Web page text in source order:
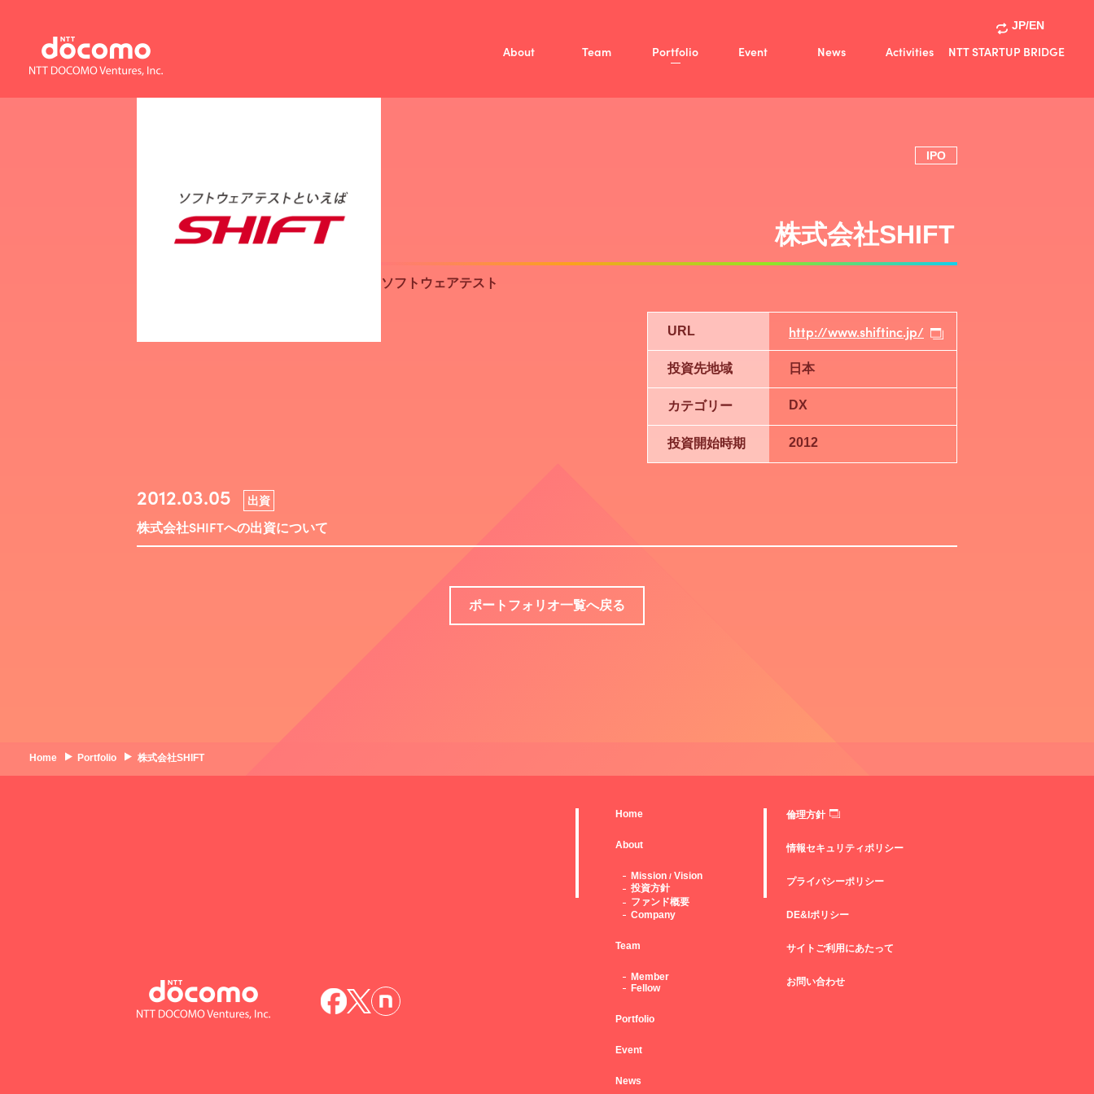
JP/EN
About
Team
Portfolio Event News
Activities
NTT STARTUP BRIDGE
IPO
株式会社SHIFT
ソフトウェアテスト
URL http://www.shiftinc.jp/
投資先地域 日本
カテゴリー DX
投資開始時期 2012
2012.03.05 出資
株式会社SHIFTへの出資について
ポートフォリオ一覧へ戻る
Home Portfolio 株式会社SHIFT
Home
About
Mission / Vision
投資方針
ファンド概要
Company
Team
Member
Fellow
Portfolio
Event
News
倫理方針
情報セキュリティポリシー
プライバシーポリシー
DE&Iポリシー
サイトご利用にあたって
お問い合わせ